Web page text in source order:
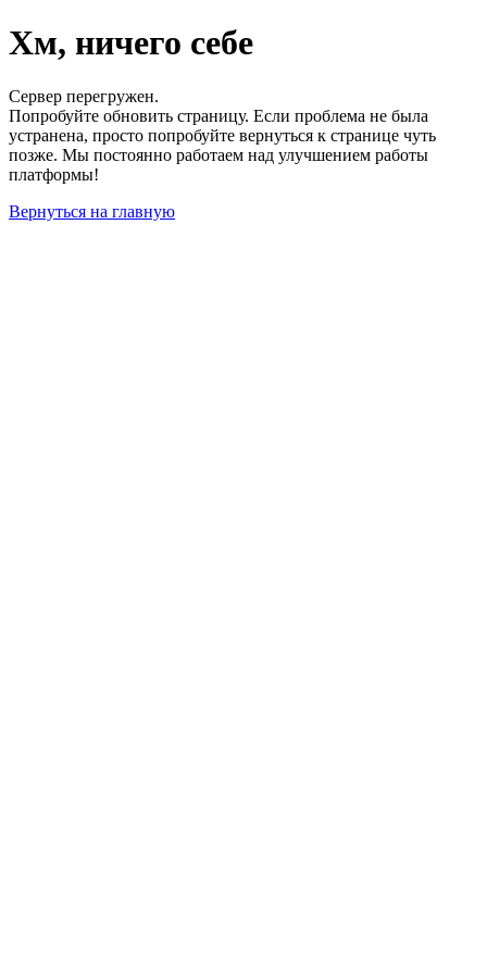
Хм, ничего себе
Сервер перегружен.
Попробуйте обновить страницу. Если проблема не была
устранена, просто попробуйте вернуться к странице чуть
позже. Мы постоянно работаем над улучшением работы
платформы!
Вернуться на главную